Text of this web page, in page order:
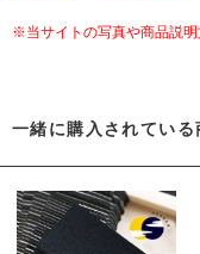
※当サイトの写真や商品説明
一緒に購入されている